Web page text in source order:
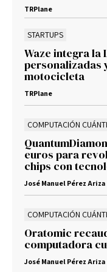
TRPlane
STARTUPS
Waze integra la
personalizadas
motocicleta
TRPlane
COMPUTACIÓN
euros para
chips con
José Manuel Pérez Ariza
COMPUTACIÓN
Oratomic
computadora
José Manuel Pérez Ariza